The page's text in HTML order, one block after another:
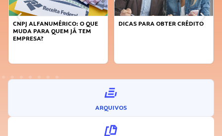
DICAS PARA OBTER CRÉDITO
FAÇA A DIFERENÇA: SEJA
ARQUIVOS